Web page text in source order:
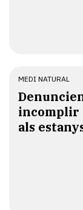
MEDI NATURAL
incomplir
als